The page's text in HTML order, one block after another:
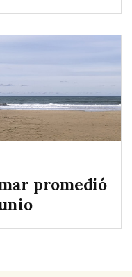
promedió